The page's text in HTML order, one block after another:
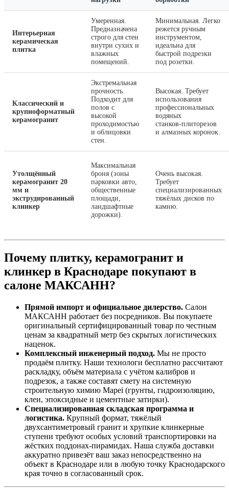
Интерьерная
керамическая
плитка
Умеренная.
Предназначена
строго для стен
внутри сухих и
влажных
помещений.
Минимальная. Легко
режется ручным
инструментом,
идеальна для
быстрой подрезки
под розетки.
Классический и
крупноформатный
керамогранит
Экстремальная
прочность.
Подходит для
полов с
высокой
проходимостью
и облицовки
стен.
Высокая. Требует
использования
профессиональных
водяных
станков‑плиторезов
и алмазных коронок.
Утолщённый
керамогранит 20
мм и
экструдированный
клинкер
Максимальная
броня (зоны
парковки авто,
общественные
площади,
ландшафтные
дорожки).
Очень высокая.
Требует
специализированных
тяжёлых дисков по
камню.
Почему плитку, керамогранит и
клинкер в Краснодаре покупают в
салоне МАКСАНН?
Прямой импорт и официальное дилерство. Салон
МАКСАНН работает без посредников. Вы покупаете
оригинальный сертифицированный товар по честным
ценам за квадратный метр без скрытых логистических
наценок.
Комплексный инженерный подход. Мы не просто
продаём плитку. Наши технологи бесплатно рассчитают
раскладку, объём материала с учётом калибров и
подрезок, а также составят смету на системную
строительную химию Mapei (грунты, гидроизоляцию,
клеи, эпоксидные и цементные затирки).
Специализированная складская программа и
логистика. Крупный формат, тяжёлый
двухсантиметровый гранит и хрупкие клинкерные
ступени требуют особых условий транспортировки на
жёстких поддонах‑пирамидах. Наша служба доставки
аккуратно привезёт ваш заказ непосредственно на
объект в Краснодаре или в любую точку Краснодарского
края точно в согласованный срок.